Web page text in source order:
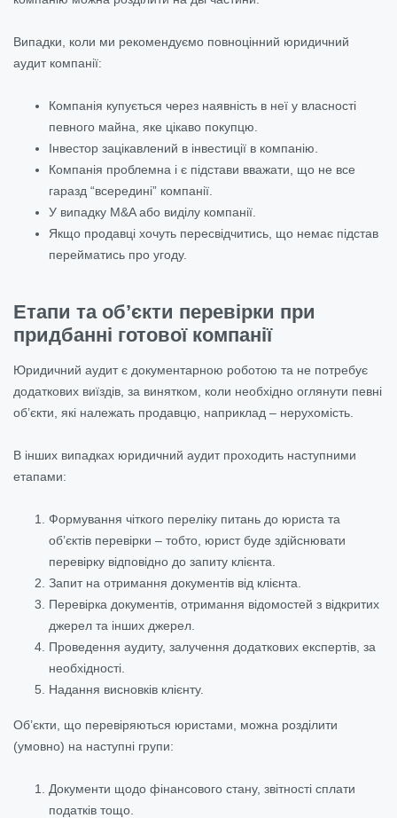
Випадки, коли ми рекомендуємо повноцінний юридичний
аудит компанії:
Компанія купується через наявність в неї у власності
певного майна, яке цікаво покупцю.
Інвестор зацікавлений в інвестиції в компанію.
Компанія проблемна і є підстави вважати, що не все
гаразд “всередині” компанії.
У випадку M&A або виділу компанії.
Якщо продавці хочуть пересвідчитись, що немає підстав
перейматись про угоду.
Етапи та об’єкти перевірки при
придбанні готової компанії
Юридичний аудит є документарною роботою та не потребує
додаткових виїздів, за винятком, коли необхідно оглянути певні
об’єкти, які належать продавцю, наприклад – нерухомість.
В інших випадках юридичний аудит проходить наступними
етапами:
Формування чіткого переліку питань до юриста та
об’єктів перевірки – тобто, юрист буде здійснювати
перевірку відповідно до запиту клієнта.
Запит на отримання документів від клієнта.
Перевірка документів, отримання відомостей з відкритих
джерел та інших джерел.
Проведення аудиту, залучення додаткових експертів, за
необхідності.
Надання висновків клієнту.
Об’єкти, що перевіряються юристами, можна розділити
(умовно) на наступні групи:
Документи щодо фінансового стану, звітності сплати
податків тощо.